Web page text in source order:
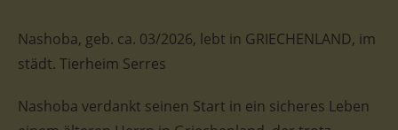
Nashoba, geb. ca. 03/2026, lebt in GRIECHENLAND, im
städt. Tierheim Serres
Nashoba verdankt seinen Start in ein sicheres Leben